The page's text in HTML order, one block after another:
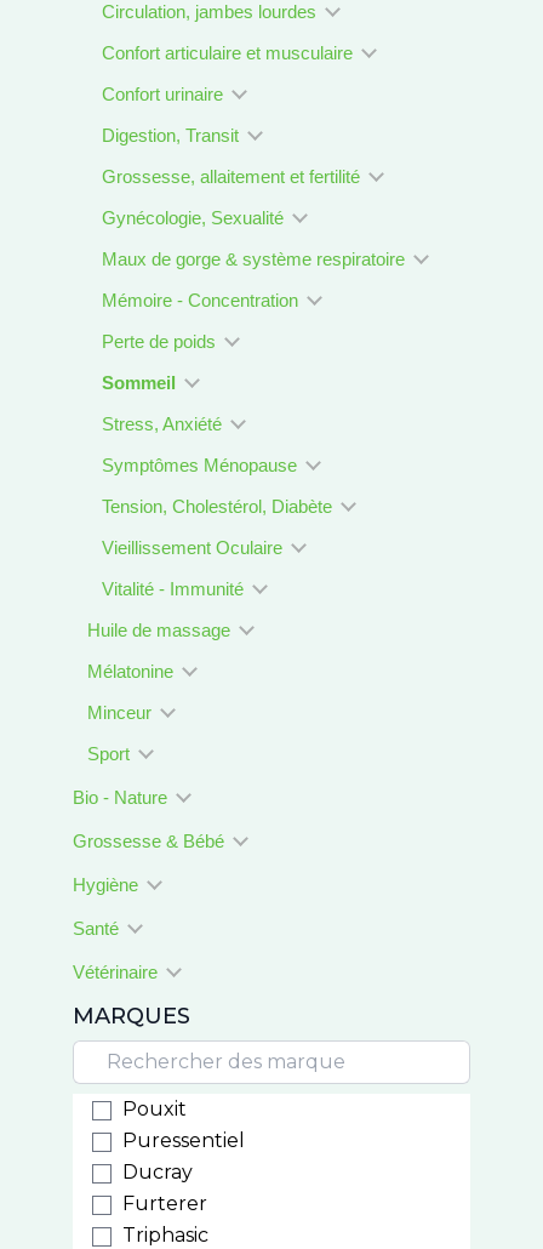
Circulation, jambes lourdes
Confort articulaire et musculaire
Confort urinaire
Digestion, Transit
Grossesse, allaitement et fertilité
Gynécologie, Sexualité
Maux de gorge & système respiratoire
Mémoire - Concentration
Perte de poids
Sommeil
Stress, Anxiété
Symptômes Ménopause
Tension, Cholestérol, Diabète
Vieillissement Oculaire
Vitalité - Immunité
Huile de massage
Mélatonine
Minceur
Sport
Bio - Nature
Grossesse & Bébé
Hygiène
Santé
Vétérinaire
MARQUES
Pouxit
Puressentiel
Ducray
Furterer
Triphasic